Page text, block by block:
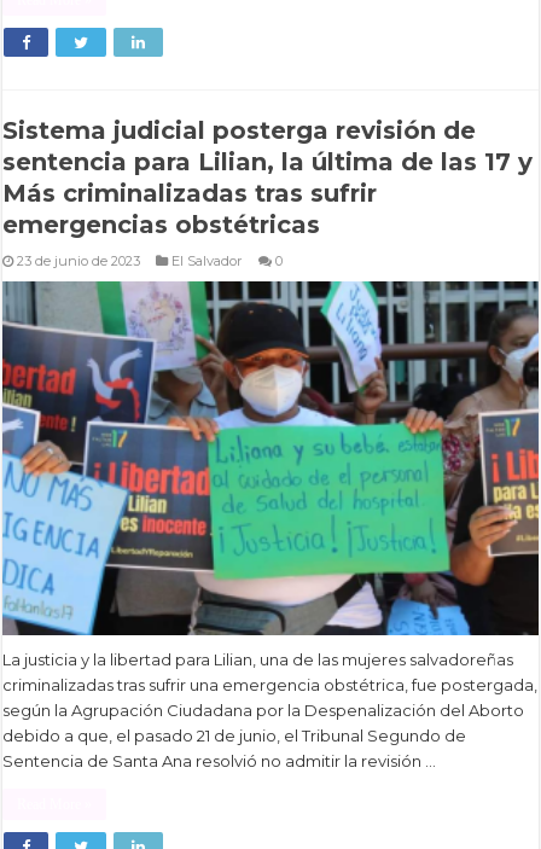
Sistema judicial posterga revisión de
sentencia para Lilian, la última de las 17 y
Más criminalizadas tras sufrir
emergencias obstétricas
23 de junio de 2023 El Salvador 0
La justicia y la libertad para Lilian, una de las mujeres salvadoreñas
criminalizadas tras sufrir una emergencia obstétrica, fue postergada,
según la Agrupación Ciudadana por la Despenalización del Aborto
debido a que, el pasado 21 de junio, el Tribunal Segundo de
Sentencia de Santa Ana resolvió no admitir la revisión …